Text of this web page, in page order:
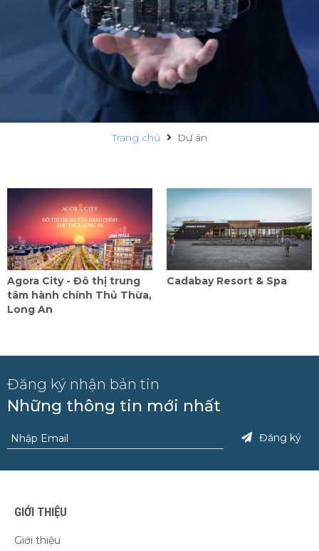
Trang chủ Dự án
Agora City - Đô thị trung
tâm hành chính Thủ Thừa,
Long An
Cadabay Resort & Spa
Đăng ký nhận bản tin
Những thông tin mới nhất
Đăng ký
GIỚI THIỆU
Giới thiệu